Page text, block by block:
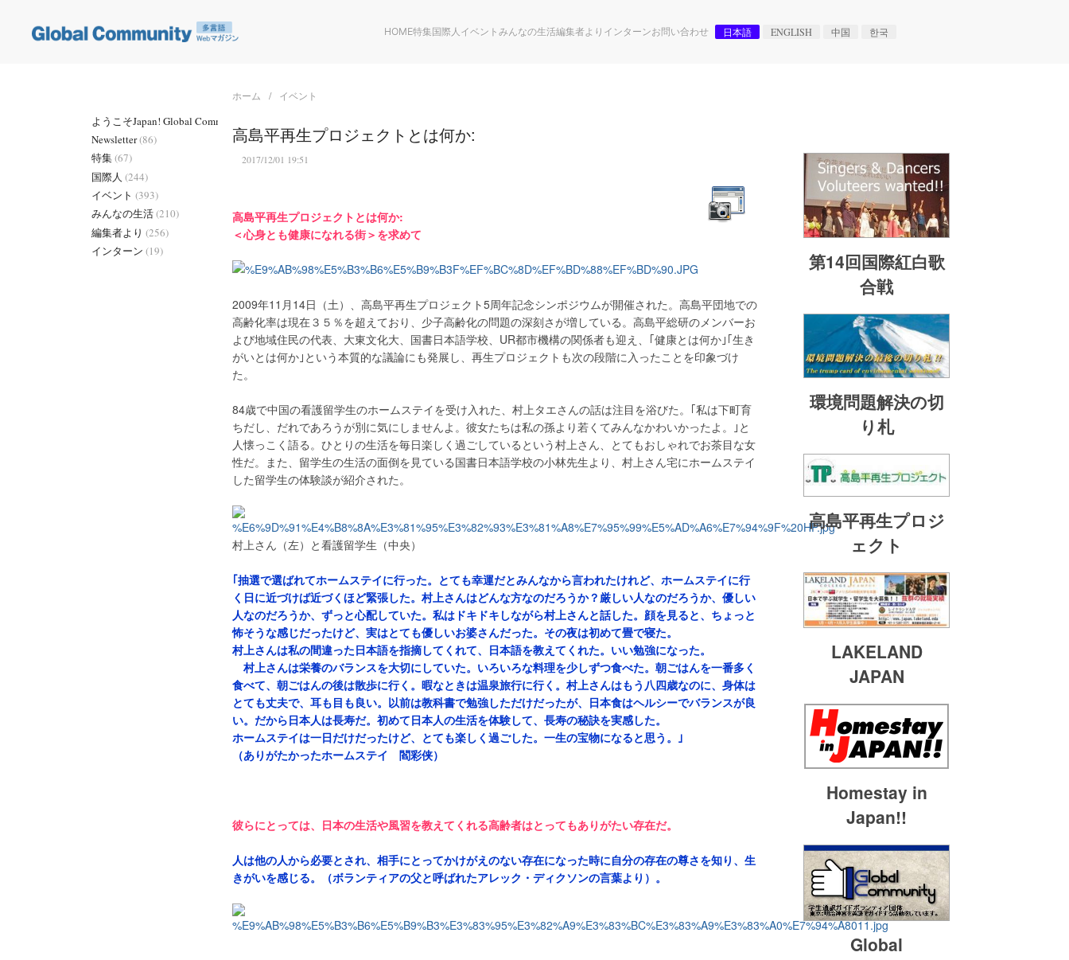
HOME特集国際人 イベント みんなの生活編集者より インターンお問い合わせ 日本語 ENGLISH 中国 한국
ホーム イベント
高島平再生プロジェクトとは何か:
2017/12/01 19:51
高島平再生プロジェクトとは何か:
＜心身とも健康になれる街＞を求めて
2009年11月14日（土）、高島平再生プロジェクト5周年記念シンポジウムが開催された。高島平団地での
高齢化率は現在３５％を超えており、少子高齢化の問題の深刻さが増している。高島平総研のメンバーお
よび地域住民の代表、大東文化大、国書日本語学校、UR都市機構の関係者も迎え、｢健康とは何か｣｢生き
がいとは何か｣という本質的な議論にも発展し、再生プロジェクトも次の段階に入ったことを印象づけ
た。
84歳で中国の看護留学生のホームステイを受け入れた、村上タエさんの話は注目を浴びた。｢私は下町育
ちだし、だれであろうが別に気にしませんよ。彼女たちは私の孫より若くてみんなかわいかったよ。｣と
人懐っこく語る。ひとりの生活を毎日楽しく過ごしているという村上さん、とてもおしゃれでお茶目な女
性だ。また、留学生の生活の面倒を見ている国書日本語学校の小林先生より、村上さん宅にホームステイ
した留学生の体験談が紹介された。
村上さん（左）と看護留学生（中央）
｢抽選で選ばれてホームステイに行った。とても幸運だとみんなから言われたけれど、ホームステイに行
く日に近づけば近づくほど緊張した。村上さんはどんな方なのだろうか？厳しい人なのだろうか、優しい
人なのだろうか、ずっと心配していた。私はドキドキしながら村上さんと話した。顔を見ると、ちょっと
怖そうな感じだったけど、実はとても優しいお婆さんだった。その夜は初めて畳で寝た。
村上さんは私の間違った日本語を指摘してくれて、日本語を教えてくれた。いい勉強になった。
村上さんは栄養のバランスを大切にしていた。いろいろな料理を少しずつ食べた。朝ごはんを一番多く
食べて、朝ごはんの後は散歩に行く。暇なときは温泉旅行に行く。村上さんはもう八四歳なのに、身体は
とても丈夫で、耳も目も良い。以前は教科書で勉強しただけだったが、日本食はヘルシーでバランスが良
い。だから日本人は長寿だ。初めて日本人の生活を体験して、長寿の秘訣を実感した。
ホームステイは一日だけだったけど、とても楽しく過ごした。一生の宝物になると思う。｣
（ありがたかったホームステイ 閻彩侠）
彼らにとっては、日本の生活や風習を教えてくれる高齢者はとってもありがたい存在だ。
人は他の人から必要とされ、相手にとってかけがえのない存在になった時に自分の存在の尊さを知り、生
きがいを感じる。（ボランティアの父と呼ばれたアレック・ディクソンの言葉より）。
ようこそJapan! Global Community
Newsletter(86)
特集(67)
国際人 (244)
イベント (393)
みんなの生活(210)
編集者より (256)
インターン (19)
第14回国際紅白歌
合戦
環境問題解決の切
り札
高島平再生プロジ
ェクト
LAKELAND
JAPAN
Homestay in
Japan!!
Global